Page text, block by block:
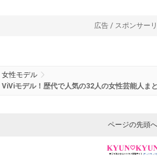
広告 / スポンサー
女性モデル
ViViモデル！歴代で人気の32人の女性芸能人ま
ページの先頭へ